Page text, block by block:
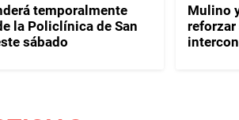
temporalmente
la Policlínica de San
sábado
Mulino